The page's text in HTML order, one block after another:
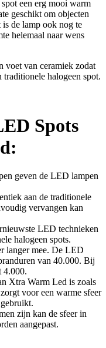
een erg mooi warm
geschikt om objecten
de lamp ook nog te
helemaal naar wens
voet van ceramiek zodat
halogeen spot.
Spots
geven de LED lampen
aan de traditionele
vervangen kan
LED technieken
halogeen spots.
langer mee. De LED
van 40.000. Bij
4.000.
Xtra Warm Led is zoals
voor een warme sfeer
zijn kan de sfeer in
aangepast.